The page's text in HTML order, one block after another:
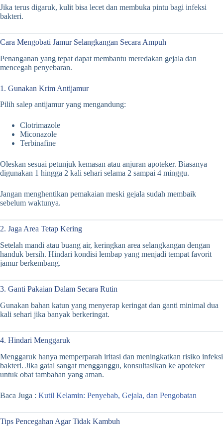
Jika terus digaruk, kulit bisa lecet dan membuka pintu bagi infeksi
bakteri.
Cara Mengobati Jamur Selangkangan Secara Ampuh
Penanganan yang tepat dapat membantu meredakan gejala dan
mencegah penyebaran.
1. Gunakan Krim Antijamur
Pilih salep antijamur yang mengandung:
Clotrimazole
Miconazole
Terbinafine
Oleskan sesuai petunjuk kemasan atau anjuran apoteker. Biasanya
digunakan 1 hingga 2 kali sehari selama 2 sampai 4 minggu.
Jangan menghentikan pemakaian meski gejala sudah membaik
sebelum waktunya.
2. Jaga Area Tetap Kering
Setelah mandi atau buang air, keringkan area selangkangan dengan
handuk bersih. Hindari kondisi lembap yang menjadi tempat favorit
jamur berkembang.
3. Ganti Pakaian Dalam Secara Rutin
Gunakan bahan katun yang menyerap keringat dan ganti minimal dua
kali sehari jika banyak berkeringat.
4. Hindari Menggaruk
Menggaruk hanya memperparah iritasi dan meningkatkan risiko infeksi
bakteri. Jika gatal sangat mengganggu, konsultasikan ke apoteker
untuk obat tambahan yang aman.
Baca Juga : Kutil Kelamin: Penyebab, Gejala, dan Pengobatan
Tips Pencegahan Agar Tidak Kambuh